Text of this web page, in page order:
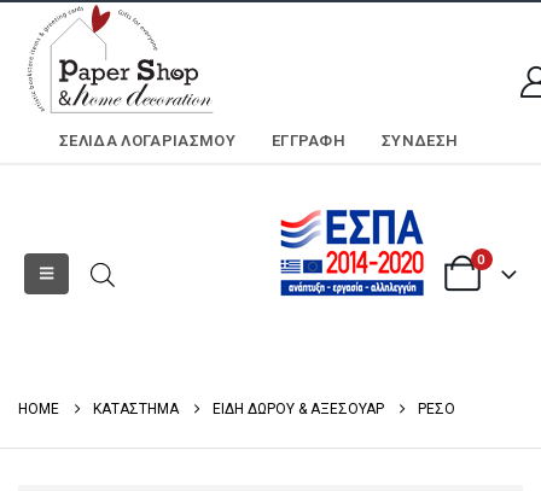
ΣΕΛΊΔΑ ΛΟΓΑΡΙΑΣΜΟΎ ΕΓΓΡΑΦΗ ΣΎΝΔΕΣΗ
0
HOME ΚΑΤΑΣΤΗΜΑ ΕΙΔΗ ΔΩΡΟΥ & ΑΞΕΣΟΥΑΡ ΡΕΣΟ